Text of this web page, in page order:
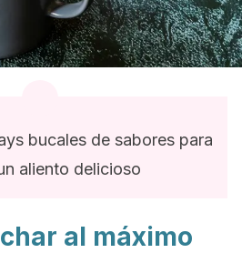
bucales de sabores para
aliento delicioso
al máximo